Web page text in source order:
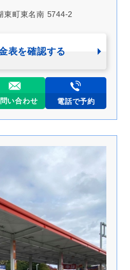
東町東名南 5744-2
表を確認する
い合わせ 電話で予約